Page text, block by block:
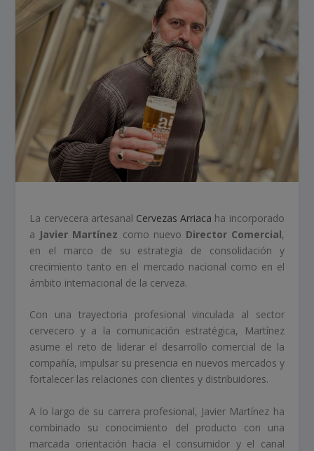
La cervecera artesanal Cervezas Arriaca ha incorporado
a Javier Martínez como nuevo Director Comercial,
en el marco de su estrategia de consolidación y
crecimiento tanto en el mercado nacional como en el
ámbito internacional de la cerveza.
Con una trayectoria profesional vinculada al sector
cervecero y a la comunicación estratégica, Martínez
asume el reto de liderar el desarrollo comercial de la
compañía, impulsar su presencia en nuevos mercados y
fortalecer las relaciones con clientes y distribuidores.
A lo largo de su carrera profesional, Javier Martínez ha
combinado su conocimiento del producto con una
marcada orientación hacia el consumidor y el canal